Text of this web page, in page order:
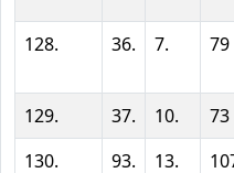
128. 36. 7. 79
129. 37. 10. 73
130.
93. 13.